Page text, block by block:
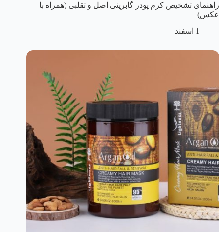
راهنمای تشخیص کرم پودر گابرینی اصل و تقلبی (همراه با
عکس)
1 اسفند